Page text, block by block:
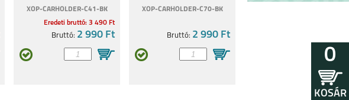
XOP-CARHOLDER-C41-BK
Eredeti bruttó: 3 490 Ft
Bruttó: 2 990 Ft
XOP-CARHOLDER-C70-BK
Bruttó: 2 990 Ft
0
KOSÁR